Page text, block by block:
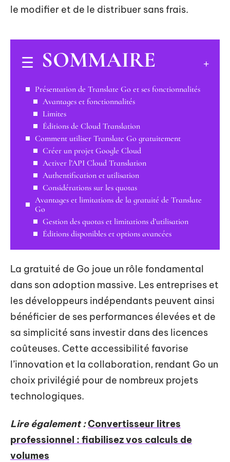
le modifier et de le distribuer sans frais.
SOMMAIRE
Présentation de Translate Go et ses fonctionnalités
Avantages et fonctionnalités
Limites
Éditions de Cloud Translation
Comment utiliser Translate Go gratuitement
Créer un projet Google Cloud
Activer l’API Cloud Translation
Authentification et utilisation
Considérations sur les quotas
Avantages et limitations de la gratuité de Translate
Go
Gestion des quotas et limitations d’utilisation
Éditions disponibles et options avancées
La gratuité de Go joue un rôle fondamental
dans son adoption massive. Les entreprises et
les développeurs indépendants peuvent ainsi
bénéficier de ses performances élevées et de
sa simplicité sans investir dans des licences
coûteuses. Cette accessibilité favorise
l’innovation et la collaboration, rendant Go un
choix privilégié pour de nombreux projets
technologiques.
Lire également :Convertisseur litres
professionnel : fiabilisez vos calculs de
volumes